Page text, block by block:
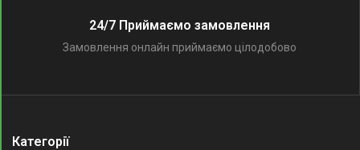
24/7 Приймаємо замовлення
Замовлення онлайн приймаємо цілодобово
Категорії